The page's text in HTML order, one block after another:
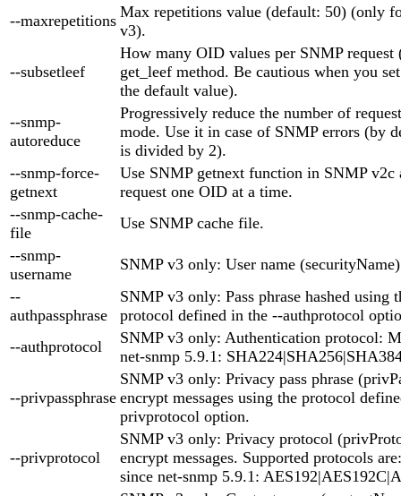
--maxrepetitions Max repetitions value (default: 50) (only
v3).
--subsetleef
How many OID values per SNMP
get_leef method. Be cautious when you
the default value).
--snmp-
autoreduce
Progressively reduce the number of
mode. Use it in case of SNMP errors (by
is divided by 2).
--snmp-force-
getnext
Use SNMP getnext function in SNMP
request one OID at a time.
--snmp-cache-
file
Use SNMP cache file.
--snmp-
username
SNMP v3 only: User name
--
authpassphrase
SNMP v3 only: Pass phrase hashed using
protocol defined in the --authprotocol
--authprotocol
SNMP v3 only: Authentication protocol:
net-snmp 5.9.1:
--privpassphrase
SNMP v3 only: Privacy pass phrase
encrypt messages using the protocol
privprotocol option.
--privprotocol
SNMP v3 only: Privacy protocol
encrypt messages. Supported protocols
since net-snmp 5.9.1: